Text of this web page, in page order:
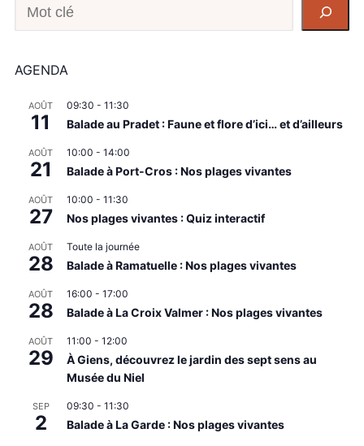
Recherche
AGENDA
AOÛT
11
09:30 - 11:30
Balade au Pradet : Faune et flore d’ici… et d’ailleurs
AOÛT
21
10:00 - 14:00
Balade à Port-Cros : Nos plages vivantes
AOÛT
27
10:00 - 11:30
Nos plages vivantes : Quiz interactif
AOÛT
28
Toute la journée
Balade à Ramatuelle : Nos plages vivantes
AOÛT
28
16:00 - 17:00
Balade à La Croix Valmer : Nos plages vivantes
AOÛT
29
11:00 - 12:00
À Giens, découvrez le jardin des sept sens au
Musée du Niel
SEP
2
09:30 - 11:30
Balade à La Garde : Nos plages vivantes